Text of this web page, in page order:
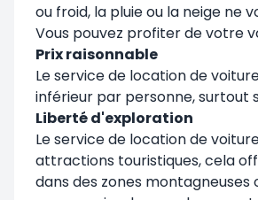
ou froid, la pluie ou la neige ne
Vous pouvez profiter de votre
Prix raisonnable
Le service de location de
inférieur par personne, surtout
Liberté d'exploration
Le service de location de
attractions touristiques, cela
dans des zones